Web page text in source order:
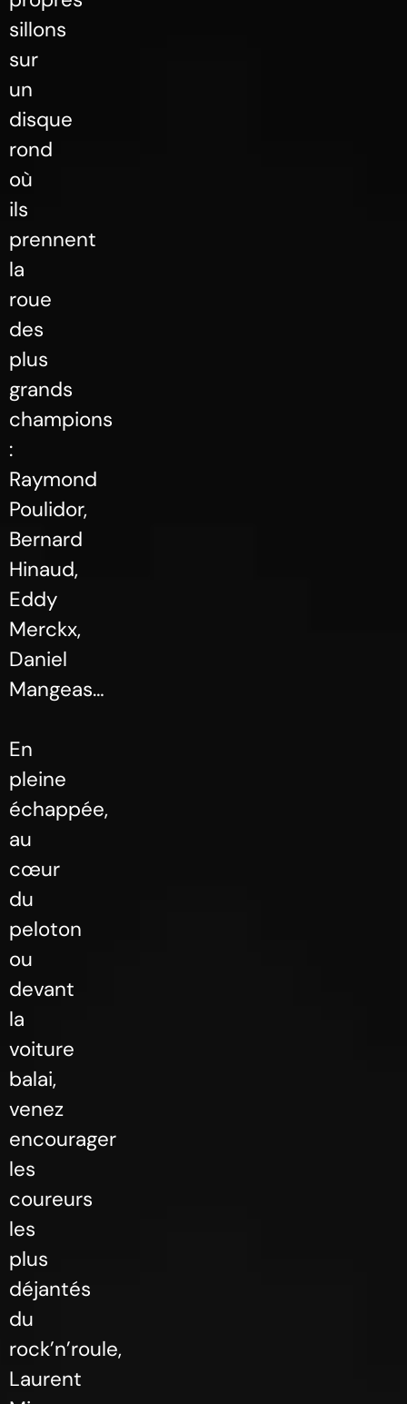
sillons
sur
un
disque
rond
où
ils
prennent
la
roue
des
plus
grands
champions
:
Raymond
Poulidor,
Bernard
Hinaud,
Eddy
Merckx,
Daniel
Mangeas…
En
pleine
échappée,
au
cœur
du
peloton
ou
devant
la
voiture
balai,
venez
encourager
les
coureurs
les
plus
déjantés
du
rock’n’roule,
Laurent